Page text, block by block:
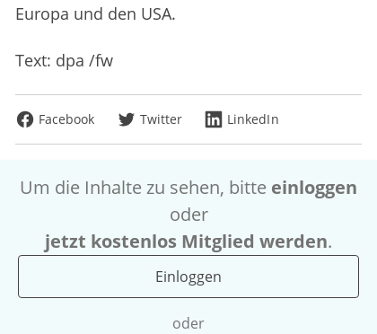
Europa und den USA.
Text: dpa /fw
Facebook Twitter LinkedIn
Um die Inhalte zu sehen, bitte einloggen
oder
jetzt kostenlos Mitglied werden.
Einloggen
oder